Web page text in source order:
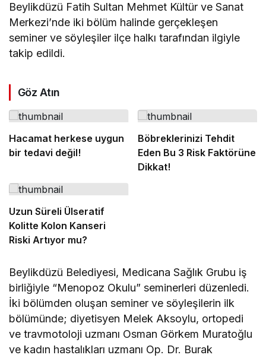
Beylikdüzü Fatih Sultan Mehmet Kültür ve Sanat
Merkezi’nde iki bölüm halinde gerçekleşen
seminer ve söyleşiler ilçe halkı tarafından ilgiyle
takip edildi.
Göz Atın
Hacamat herkese uygun
bir tedavi değil!
Böbreklerinizi Tehdit
Eden Bu 3 Risk Faktörüne
Dikkat!
Uzun Süreli Ülseratif
Kolitte Kolon Kanseri
Riski Artıyor mu?
Beylikdüzü Belediyesi, Medicana Sağlık Grubu iş
birliğiyle “Menopoz Okulu” seminerleri düzenledi.
İki bölümden oluşan seminer ve söyleşilerin ilk
bölümünde; diyetisyen Melek Aksoylu, ortopedi
ve travmotoloji uzmanı Osman Görkem Muratoğlu
ve kadın hastalıkları uzmanı Op. Dr. Burak